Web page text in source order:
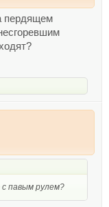
пердящем
павым рулем?